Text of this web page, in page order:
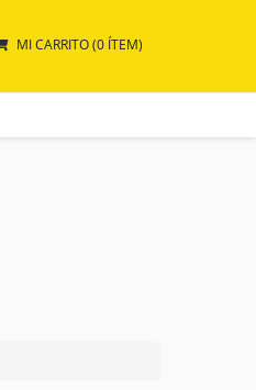
MI CARRITO(0 ÍTEM)